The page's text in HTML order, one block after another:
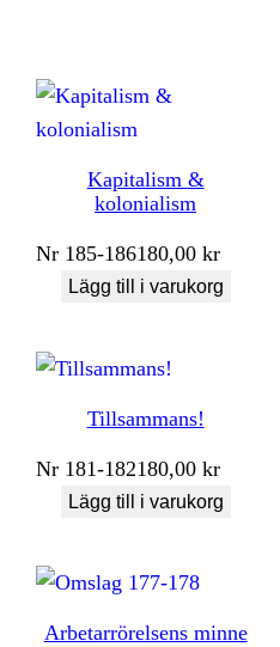
Kapitalism &
kolonialism
Nr 185-186180,00kr
Lägg till i varukorg
Tillsammans!
Nr 181-182180,00kr
Lägg till i varukorg
Arbetarrörelsens minne